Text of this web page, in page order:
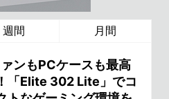
週間 月間
ンもPCケースも最高
「Elite 302 Lite」でコ